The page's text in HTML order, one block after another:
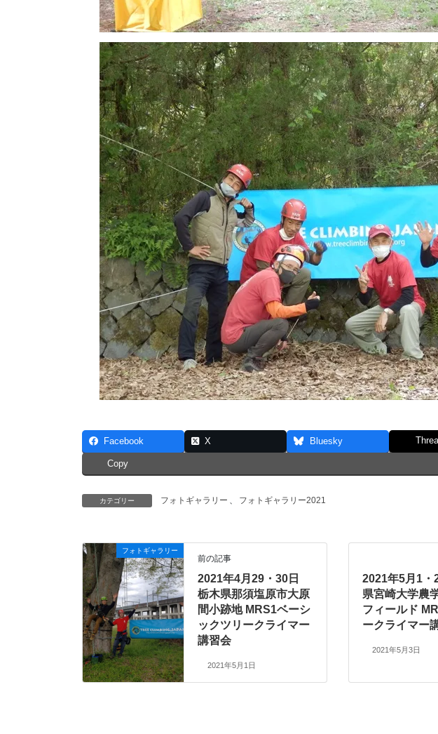
Facebook X Bluesky
Copy
カテゴリー フォトギャラリー フォトギャラリー2021
フォトギャラリー
前の記事
2021年4月29・30日
栃木県那須塩原市大原
間小跡地 MRS1ベーシ
ックツリークライマー
講習会
2021年5月1日
2021年5月1・
県宮崎大学農
フィールド
ークライマー
2021年5月3日